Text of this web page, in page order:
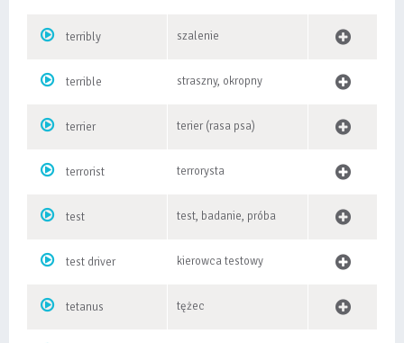
terribly szalenie
terrible straszny, okropny
terrier terier (rasa psa)
terrorist terrorysta
test test, badanie, próba
test driver kierowca testowy
tetanus tężec